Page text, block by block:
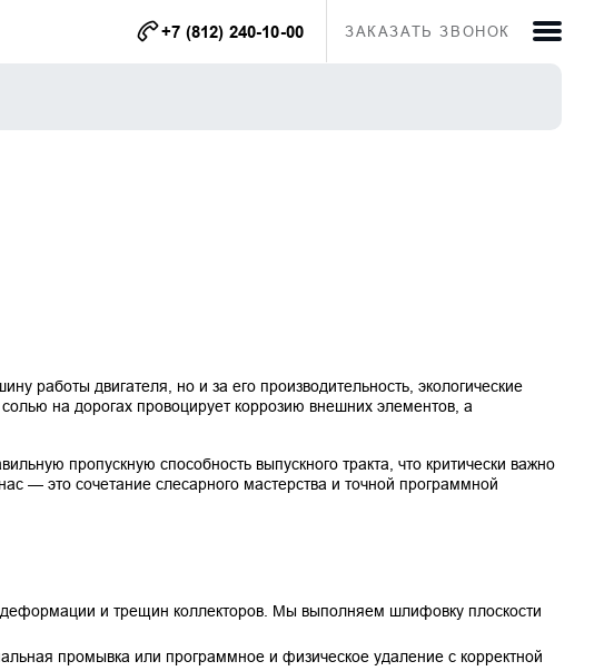
+7 (812) 240-10-00 ЗАКАЗАТЬ ЗВОНОК
работы двигателя, но и за его производительность, экологические
на дорогах провоцирует коррозию внешних элементов, а
пропускную способность выпускного тракта, что критически важно
— это сочетание слесарного мастерства и точной программной
и трещин коллекторов. Мы выполняем шлифовку плоскости
промывка или программное и физическое удаление с корректной